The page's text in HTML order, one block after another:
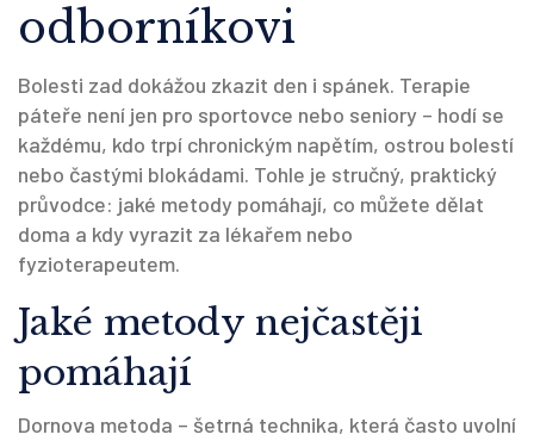
odborníkovi
Bolesti zad dokážou zkazit den i spánek. Terapie
páteře není jen pro sportovce nebo seniory – hodí se
každému, kdo trpí chronickým napětím, ostrou bolestí
nebo častými blokádami. Tohle je stručný, praktický
průvodce: jaké metody pomáhají, co můžete dělat
doma a kdy vyrazit za lékařem nebo
fyzioterapeutem.
Jaké metody nejčastěji
pomáhají
Dornova metoda – šetrná technika, která často uvolní